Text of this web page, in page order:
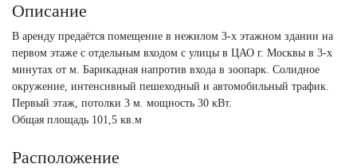
Описание
В аренду предаётся помещение в нежилом 3-х этажном здании на
первом этаже с отдельным входом с улицы в ЦАО г. Москвы в 3-х
минутах от м. Барикадная напротив входа в зоопарк. Солидное
окружение, интенсивный пешеходный и автомобильный трафик.
Первый этаж, потолки 3 м. мощность 30 кВт.
Общая площадь 101,5 кв.м
Расположение